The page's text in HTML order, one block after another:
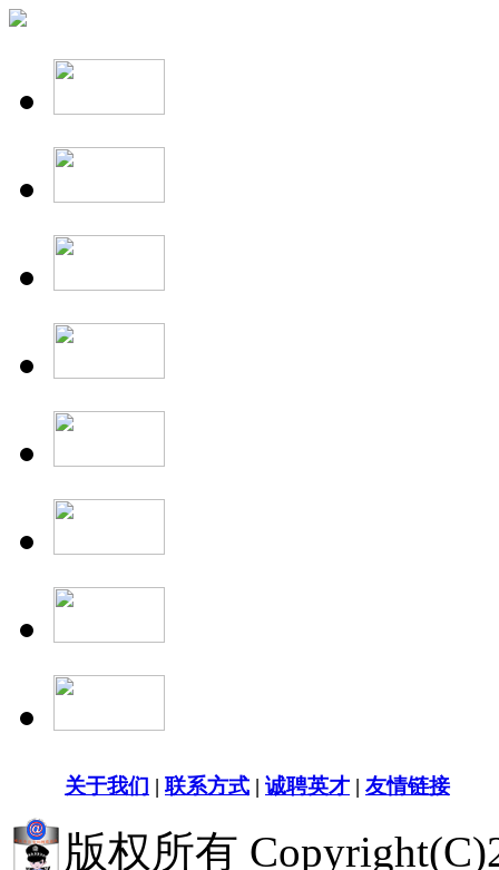
关于我们 | 联系方式 | 诚聘英才 | 友情链接
版权所有